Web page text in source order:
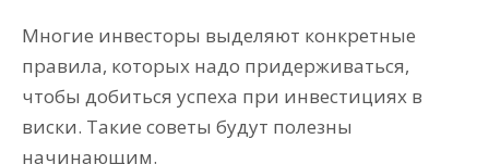
Многие инвесторы выделяют конкретные
правила, которых надо придерживаться,
чтобы добиться успеха при инвестициях в
виски. Такие советы будут полезны
начинающим.